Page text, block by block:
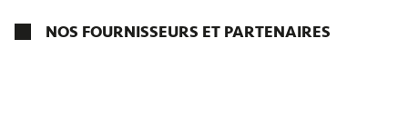
NOS FOURNISSEURS ET PARTENAIRES